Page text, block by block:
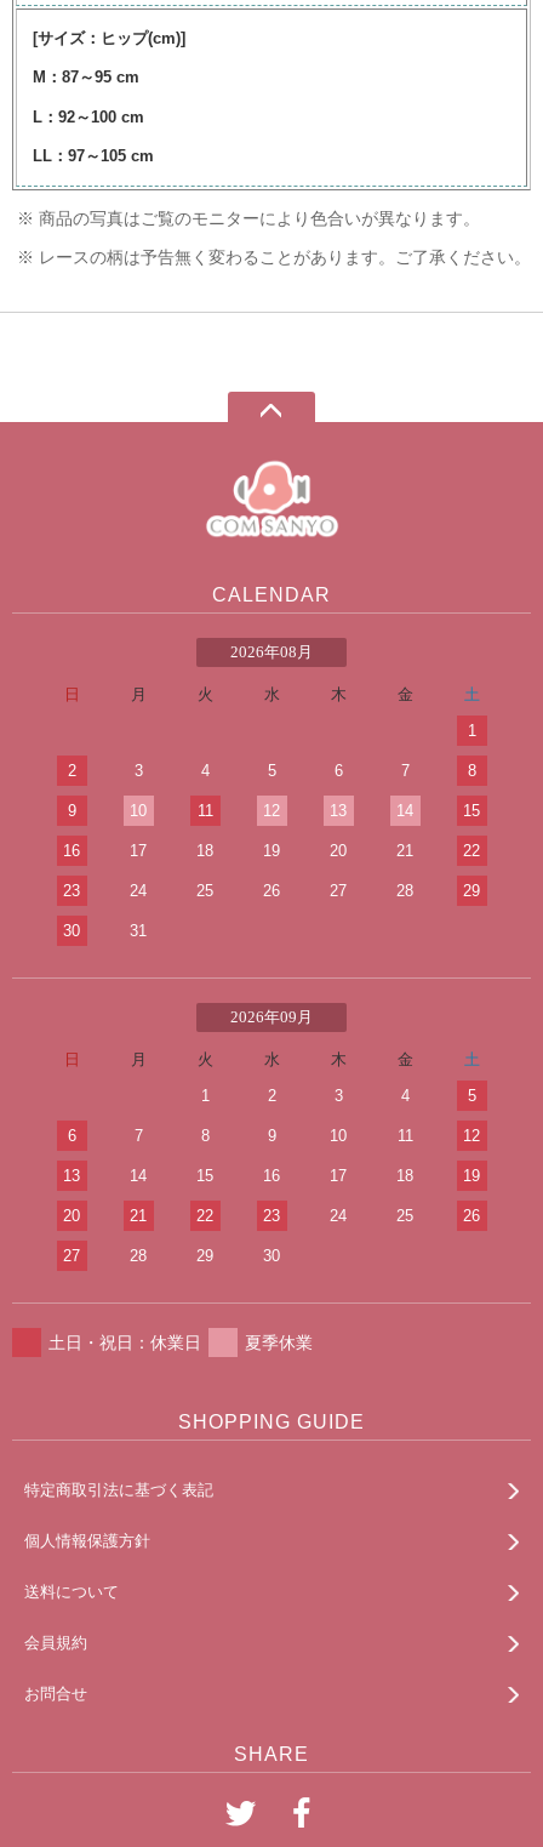
[サイズ：ヒップ(cm)]
M：87～95 cm
L：92～100 cm
LL：97～105 cm
※ 商品の写真はご覧のモニターにより色合いが異なります。
※ レースの柄は予告無く変わることがあります。ご了承ください。
CALENDAR
2026年08月
日 月 火 水 木 金
土
1
2 3 4 5 6 7 8
9 10 11 12 13 14 15
16 17 18 19 20 21 22
23 24 25 26 27 28 29
30 31
2026年09月
日 月 火 水 木 金
土
1
2 3 4 5
6 7 8 9 10 11 12
13 14 15 16 17 18 19
20 21 22 23 24 25 26
27 28 29 30
土日・祝日：休業日 夏季休業
SHOPPING GUIDE
特定商取引法に基づく表記
個人情報保護方針
送料について
会員規約
お問合せ
SHARE